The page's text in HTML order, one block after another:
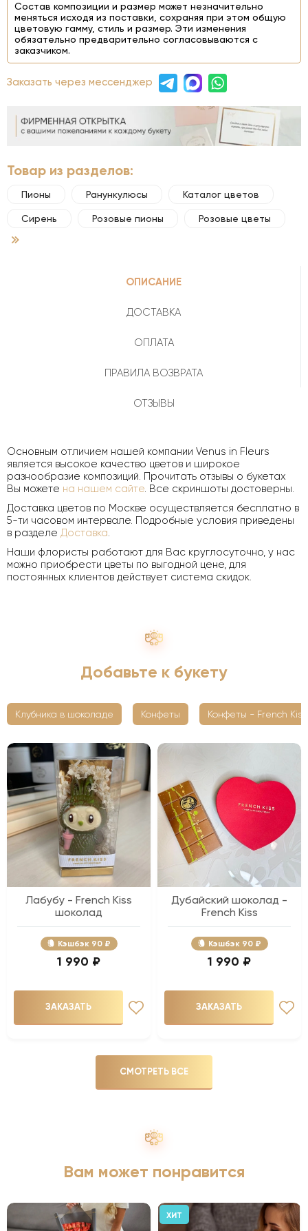
Состав композиции и размер может незначительно
меняться исходя из поставки, сохраняя при этом общую
цветовую гамму, стиль и размер. Эти изменения
обязательно предварительно согласовываются с
заказчиком.
Заказать через мессенджер
Товар из разделов:
Пионы Ранункулюсы Каталог цветов
Сирень Розовые пионы Розовые цветы
ОПИСАНИЕ
ДОСТАВКА
ОПЛАТА
ПРАВИЛА ВОЗВРАТА
ОТЗЫВЫ
Основным отличием нашей компании Venus in Fleurs
является высокое качество цветов и широкое
разнообразие композиций. Прочитать отзывы о букетах
Вы можете на нашем сайте. Все скриншоты достоверны.
Доставка цветов по Москве осуществляется бесплатно в
5-ти часовом интервале. Подробные условия приведены
в разделе Доставка.
Наши флористы работают для Вас круглосуточно, у нас
можно приобрести цветы по выгодной цене, для
постоянных клиентов действует система скидок.
Добавьте к букету
Клубника в шоколаде Конфеты Конфеты - French Kiss
Лабубу - French Kiss
шоколад
Кэшбэк 90 ₽
1 990 ₽
ЗАКАЗАТЬ
Дубайский шоколад -
French Kiss
Кэшбэк 90 ₽
1 990 ₽
ЗАКАЗАТЬ
СМОТРЕТЬ ВСЕ
Вам может понравится
ХИТ